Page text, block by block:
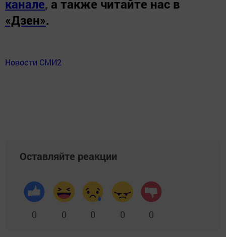
канале, а также читайте нас в
«Дзен».
Новости СМИ2
Оставляйте реакции
0 0 0 0 0